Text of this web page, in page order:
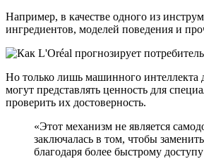
Например, в качестве одного из
ингредиентов, моделей поведения и
Но только лишь машинного интеллекта
могут представлять ценность для
проверить их достоверность.
«Этот механизм не является
заключалась в том, чтобы
благодаря более быстрому